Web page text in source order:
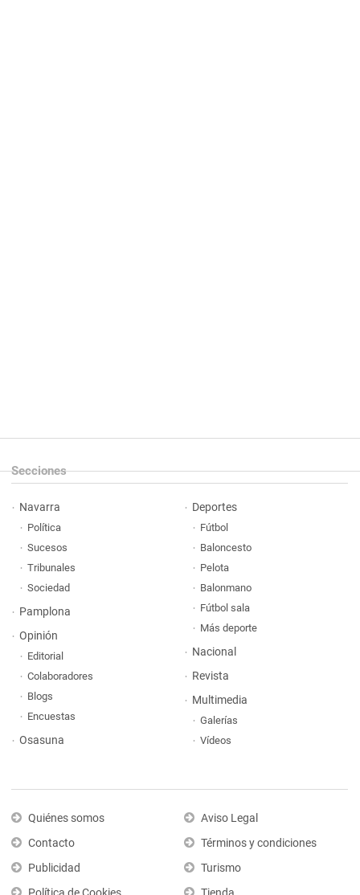
Secciones
Navarra
Política
Sucesos
Tribunales
Sociedad
Pamplona
Opinión
Editorial
Colaboradores
Blogs
Encuestas
Osasuna
Deportes
Fútbol
Baloncesto
Pelota
Balonmano
Fútbol sala
Más deporte
Nacional
Revista
Multimedia
Galerías
Vídeos
Quiénes somos
Contacto
Publicidad
Aviso Legal
Términos y condiciones
Turismo